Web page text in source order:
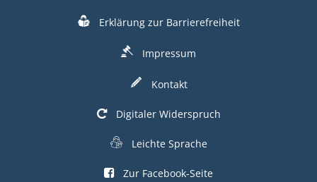
Erklärung zur Barrierefreiheit
Impressum
Kontakt
Digitaler Widerspruch
Leichte Sprache
Zur Facebook-Seite